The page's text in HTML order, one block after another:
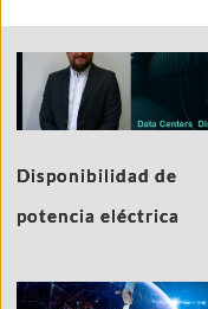
Disponibilidad de
potencia eléctrica